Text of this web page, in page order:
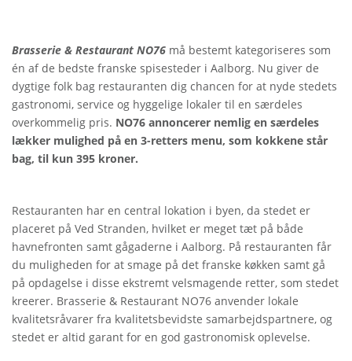
Brasserie & Restaurant NO76 må bestemt kategoriseres som
én af de bedste franske spisesteder i Aalborg. Nu giver de
dygtige folk bag restauranten dig chancen for at nyde stedets
gastronomi, service og hyggelige lokaler til en særdeles
overkommelig pris. NO76 annoncerer nemlig en særdeles
lækker mulighed på en 3-retters menu, som kokkene står
bag, til kun 395 kroner.
Restauranten har en central lokation i byen, da stedet er
placeret på Ved Stranden, hvilket er meget tæt på både
havnefronten samt gågaderne i Aalborg. På restauranten får
du muligheden for at smage på det franske køkken samt gå
på opdagelse i disse ekstremt velsmagende retter, som stedet
kreerer. Brasserie & Restaurant NO76 anvender lokale
kvalitetsråvarer fra kvalitetsbevidste samarbejdspartnere, og
stedet er altid garant for en god gastronomisk oplevelse.